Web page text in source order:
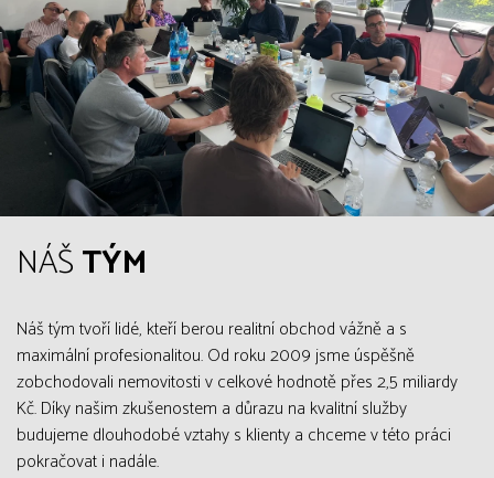
NÁŠTÝM
Náš tým tvoří lidé, kteří berou realitní obchod vážně a s
maximální profesionalitou. Od roku 2009 jsme úspěšně
zobchodovali nemovitosti v celkové hodnotě přes 2,5 miliardy
Kč. Díky našim zkušenostem a důrazu na kvalitní služby
budujeme dlouhodobé vztahy s klienty a chceme v této práci
pokračovat i nadále.